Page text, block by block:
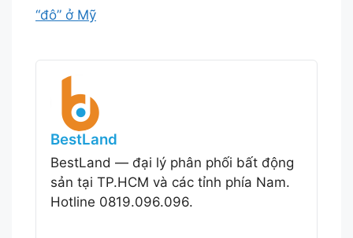
“đô” ở Mỹ
BestLand
BestLand — đại lý phân phối bất động
sản tại TP.HCM và các tỉnh phía Nam.
Hotline 0819.096.096.